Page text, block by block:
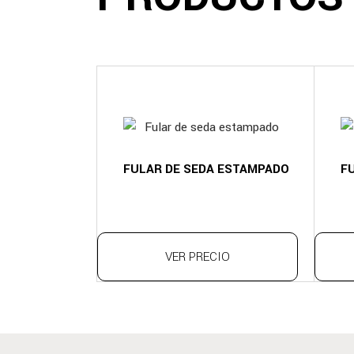
FULAR DE SEDA ESTAMPADO
VER PRECIO